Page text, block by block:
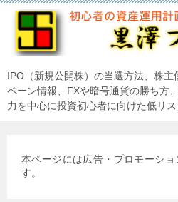
IPO（新規公開株）の当選方法、株
ペーン情報、FXや暗号通貨の勝ち方
力を中心に投資初心者に向けた低リ
本ページには広告・プロモーショ
す。